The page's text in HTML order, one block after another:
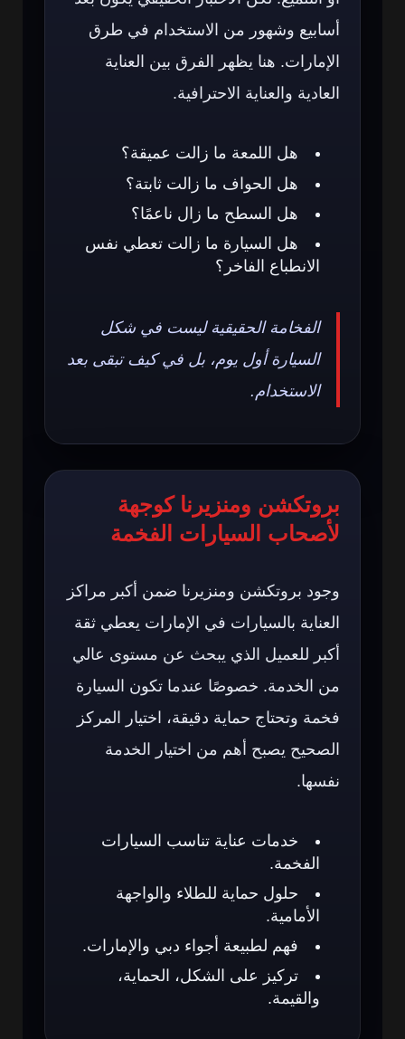
أسابيع وشهور من الاستخدام في طرق
الإمارات. هنا يظهر الفرق بين العناية
العادية والعناية الاحترافية.
هل اللمعة ما زالت عميقة؟
هل الحواف ما زالت ثابتة؟
هل السطح ما زال ناعمًا؟
هل السيارة ما زالت تعطي نفس
الانطباع الفاخر؟
الفخامة الحقيقية ليست في شكل
السيارة أول يوم، بل في كيف تبقى بعد
الاستخدام.
بروتكشن ومنزيرنا كوجهة
لأصحاب السيارات الفخمة
وجود بروتكشن ومنزيرنا ضمن أكبر مراكز
العناية بالسيارات في الإمارات يعطي ثقة
أكبر للعميل الذي يبحث عن مستوى عالي
من الخدمة. خصوصًا عندما تكون السيارة
فخمة وتحتاج حماية دقيقة، اختيار المركز
الصحيح يصبح أهم من اختيار الخدمة
نفسها.
خدمات عناية تناسب السيارات
الفخمة.
حلول حماية للطلاء والواجهة
الأمامية.
فهم لطبيعة أجواء دبي والإمارات.
تركيز على الشكل، الحماية،
والقيمة.